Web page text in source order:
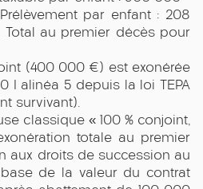
par enfant : 208
Total au premier décès pour
(400 000 €) est exonérée
I alinéa 5 depuis la loi TEPA
survivant).
classique « 100 % conjoint,
totale au premier
aux droits de succession au
de la valeur du contrat